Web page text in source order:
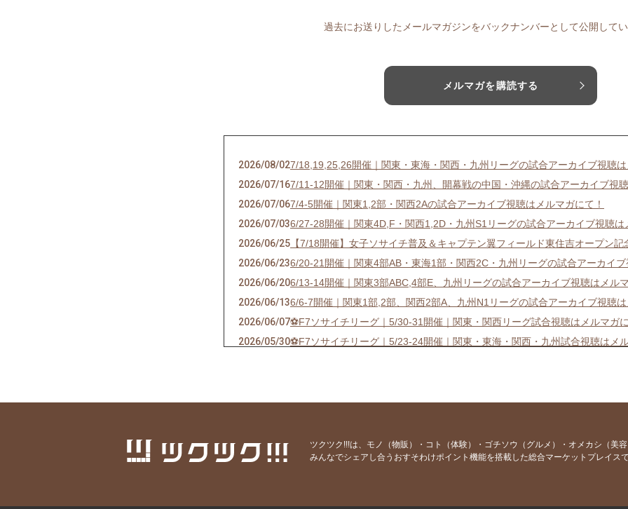
過去にお送りしたメールマガジンをバックナンバーとして公開して
メルマガを購読する
2026/08/027/18,19,25,26開催｜関東・東海・関西・九州リーグの試合アーカイブ視聴
2026/07/167/11-12開催｜関東・関西・九州、開幕戦の中国・沖縄の試合アーカイブ視
2026/07/067/4-5開催｜関東1,2部・関西2Aの試合アーカイブ視聴はメルマガにて！
2026/07/036/27-28開催｜関東4D,F・関西1,2D・九州S1リーグの試合アーカイブ視聴は
2026/06/25 【7/18開催】女子ソサイチ普及＆キャプテン翼フィールド東住吉オープン記
2026/06/236/20-21開催｜関東4部AB・東海1部・関西2C・九州リーグの試合アーカイ
2026/06/206/13-14開催｜関東3部ABC,4部E、九州リーグの試合アーカイブ視聴はメル
2026/06/136/6-7開催｜関東1部,2部、関西2部A、九州N1リーグの試合アーカイブ視聴
2026/06/07⚽F7ソサイチリーグ｜5/30-31開催｜関東・関西リーグ試合視聴はメルマガ
2026/05/30⚽F7ソサイチリーグ｜5/23-24開催｜関東・東海・関西・九州試合視聴はメ
2026/05/17⚽F7ソサイチリーグ｜5/9-10開催｜関東・関西・九州試合視聴はメルマガに
⚽F7ソサイチリーグ｜4/18-19開催｜関東・東海・関西・九州試合視聴はメ
2026/04/18
⚽F7ソサイチリーグ｜4/11-12開催｜関東・関西・九州試合視聴はメルマガ
ツクツク!!!は、モノ（物販）・コト（体験）・ゴチソウ（グルメ）・オメカシ（美
みんなでシェアし合うおすそわけポイント機能を搭載した総合マーケットプレイス